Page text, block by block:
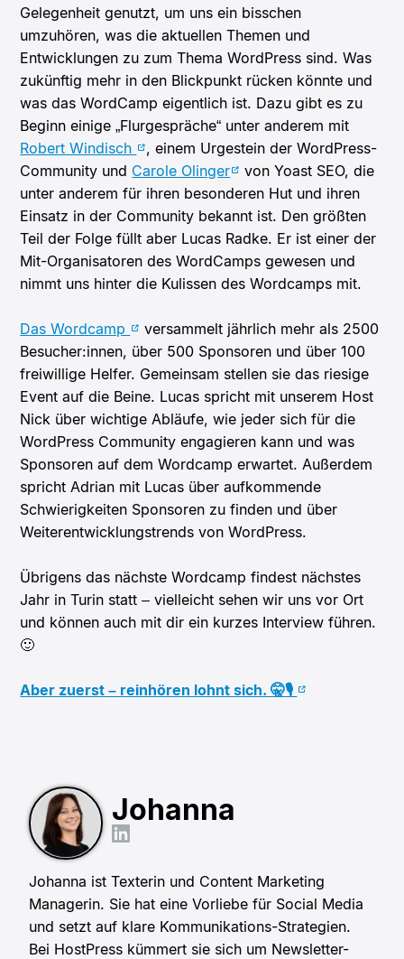
Gelegenheit genutzt, um uns ein bisschen
umzuhören, was die aktuellen Themen und
Entwicklungen zu zum Thema WordPress sind. Was
zukünftig mehr in den Blickpunkt rücken könnte und
was das WordCamp eigentlich ist. Dazu gibt es zu
Beginn einige „Flurgespräche“ unter anderem mit
Robert Windisch
, einem Urgestein der WordPress-
Community und Carole Olinger
von Yoast SEO, die
unter anderem für ihren besonderen Hut und ihren
Einsatz in der Community bekannt ist. Den größten
Teil der Folge füllt aber Lucas Radke. Er ist einer der
Mit-Organisatoren des WordCamps gewesen und
nimmt uns hinter die Kulissen des Wordcamps mit.
Das Wordcamp
versammelt jährlich mehr als 2500
Besucher:innen, über 500 Sponsoren und über 100
freiwillige Helfer. Gemeinsam stellen sie das riesige
Event auf die Beine. Lucas spricht mit unserem Host
Nick über wichtige Abläufe, wie jeder sich für die
WordPress Community engagieren kann und was
Sponsoren auf dem Wordcamp erwartet. Außerdem
spricht Adrian mit Lucas über aufkommende
Schwierigkeiten Sponsoren zu finden und über
Weiterentwicklungstrends von WordPress.
Übrigens das nächste Wordcamp findest nächstes
Jahr in Turin statt – vielleicht sehen wir uns vor Ort
und können auch mit dir ein kurzes Interview führen.
🙂
Aber zuerst – reinhören lohnt sich. 🤫🎙
Johanna
Johanna ist Texterin und Content Marketing
Managerin. Sie hat eine Vorliebe für Social Media
und setzt auf klare Kommunikations-Strategien.
Bei HostPress kümmert sie sich um Newsletter-